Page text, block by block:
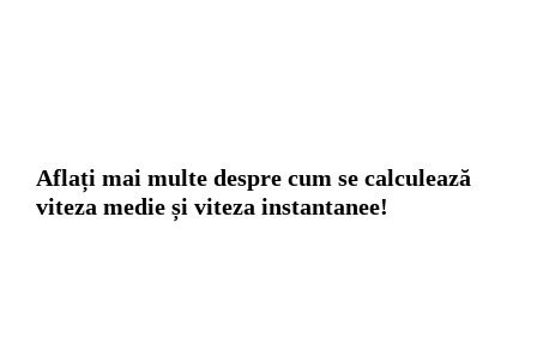
Aflați mai multe despre cum se calculează
viteza medie și viteza instantanee!